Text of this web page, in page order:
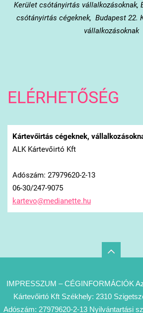
Kerület csótányirtás vállalkozásoknak,
csótányirtás cégeknek, Budapest 22.
vállalkozásoknak
ELÉRHETŐSÉG
Kártevőirtás cégeknek,
ALK Kártevőirtó Kft
Adószám: 27979620-2-13
06-30/247-9075
kartevo@medianette.hu
IMPRESSZUM – CÉGINFORMÁCIÓK
Kártevőirtó Kft Székhely: 2310
Adószám: 27979620-2-13 Nyilvántartási